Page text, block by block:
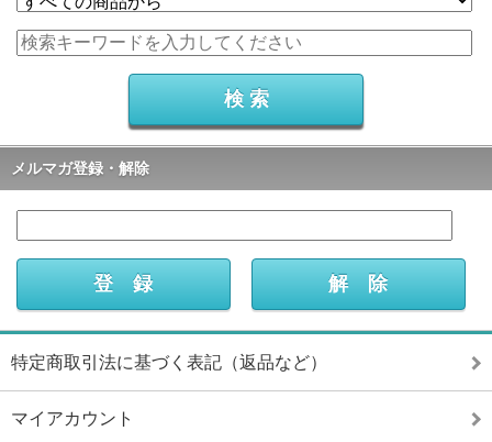
メルマガ登録・解除
特定商取引法に基づく表記（返品など）
マイアカウント